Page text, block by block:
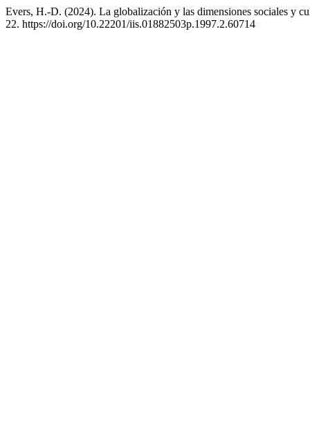
Evers, H.-D. (2024). La globalización y las dimensiones sociales y
22. https://doi.org/10.22201/iis.01882503p.1997.2.60714